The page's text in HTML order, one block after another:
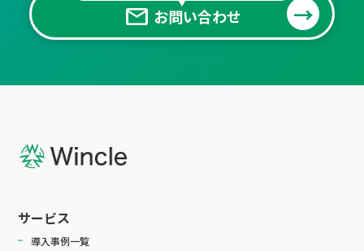
mail お問い合わせ
サービス
導入事例一覧